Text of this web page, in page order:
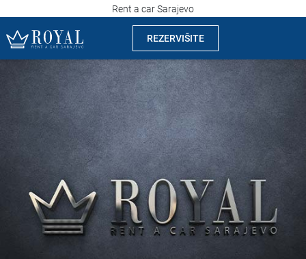
Rent a car Sarajevo
REZERVIŠITE
Rent a car Sarajevo
Kompanija
Iznajmljivanje vozila